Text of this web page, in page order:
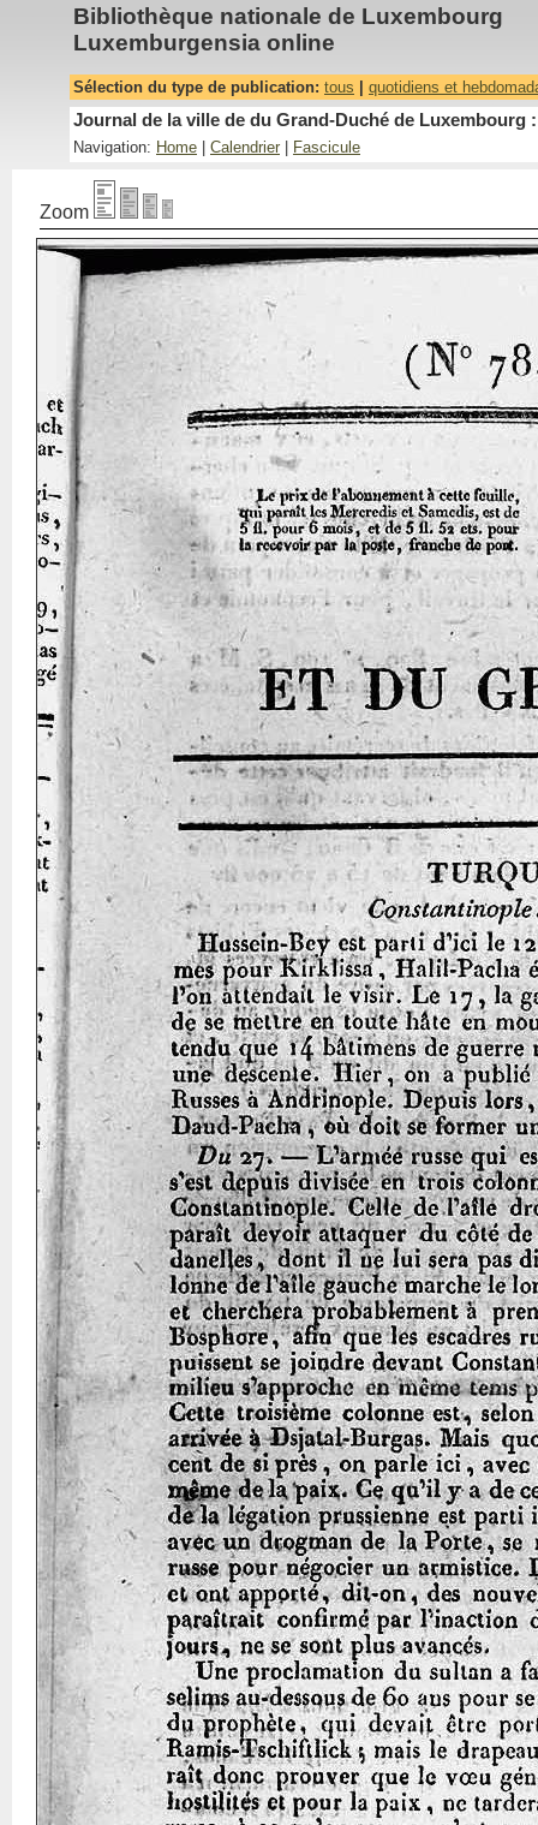
Bibliothèque nationale de Luxembourg
Luxemburgensia online
Sélection du type de publication: tous quotidiens et
Journal de la ville de du Grand-Duché de Luxembourg
Navigation: Home Calendrier Fascicule
Zoom